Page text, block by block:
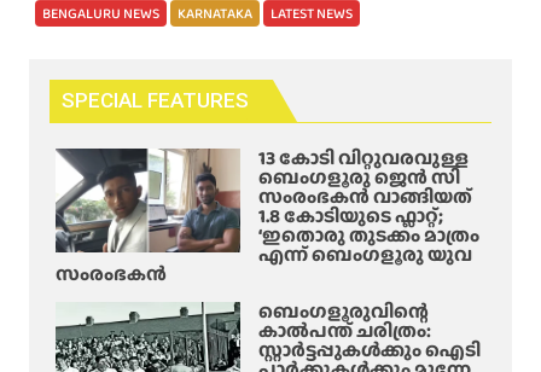
ഇ
ത്
പൂ
ർ
ത്തി
യാ
ക്കി
യി
വാ
ക
ളാ
ണോ
?
ബെം
ഗ
ളൂ
BENGALURU NEWS KARNATAKA LATEST NEWS
SPECIAL FEATURES
13 കോടി വിറ്റുവരവുള്ള
ബെംഗളൂരു ജെൻ സി
സംരംഭകൻ വാങ്ങിയത്
1.8 കോടിയുടെ ഫ്ലാറ്റ്;
‘ഇതൊരു തുടക്കം മാത്രം
എന്ന് ബെംഗളൂരു യുവ
സംരംഭകൻ
ബെംഗളൂരുവിന്റെ
കാൽപന്ത് ചരിത്രം:
സ്റ്റാർട്ടപ്പുകൾക്കും ഐടി